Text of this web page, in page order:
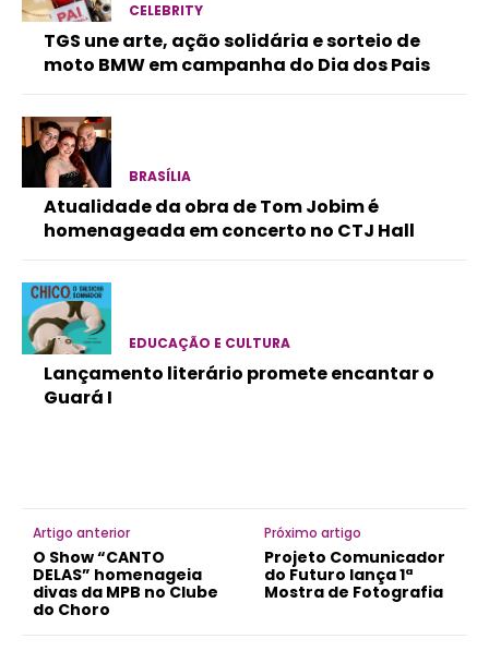
CELEBRITY
TGS une arte, ação solidária e sorteio de
moto BMW em campanha do Dia dos Pais
BRASÍLIA
Atualidade da obra de Tom Jobim é
homenageada em concerto no CTJ Hall
EDUCAÇÃO E CULTURA
Lançamento literário promete encantar o
Guará I
Artigo anterior
O Show “CANTO
DELAS” homenageia
divas da MPB no Clube
do Choro
Próximo artigo
Projeto Comunicador
do Futuro lança 1ª
Mostra de Fotografia